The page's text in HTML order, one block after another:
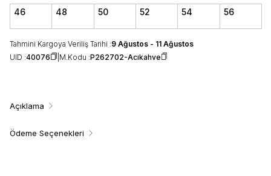
46 48 50 52 54 56
Tahmini Kargoya Veriliş Tarihi :9 Ağustos - 11 Ağustos
UID :40076 M.Kodu :P262702-Acıkahve
Açıklama
Ödeme Seçenekleri